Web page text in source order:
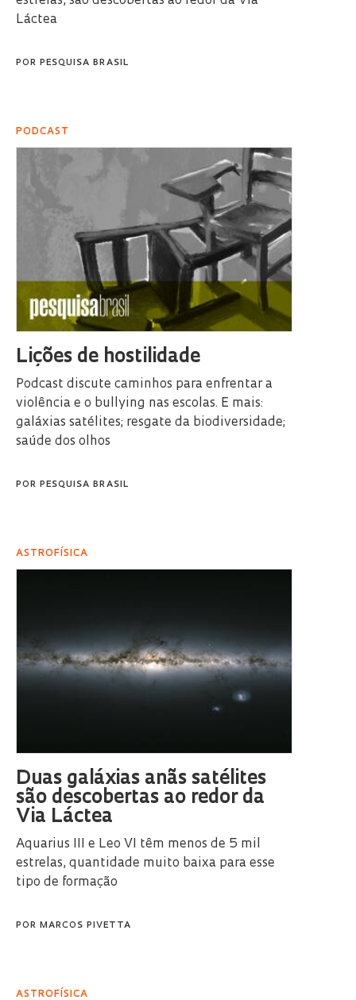
Láctea
POR PESQUISA BRASIL
PODCAST
Lições de hostilidade
Podcast discute caminhos para enfrentar a
violência e o bullying nas escolas. E mais:
galáxias satélites; resgate da biodiversidade;
saúde dos olhos
POR PESQUISA BRASIL
ASTROFÍSICA
Duas galáxias anãs satélites
são descobertas ao redor da
Via Láctea
Aquarius III e Leo VI têm menos de 5 mil
estrelas, quantidade muito baixa para esse
tipo de formação
POR MARCOS PIVETTA
ASTROFÍSICA